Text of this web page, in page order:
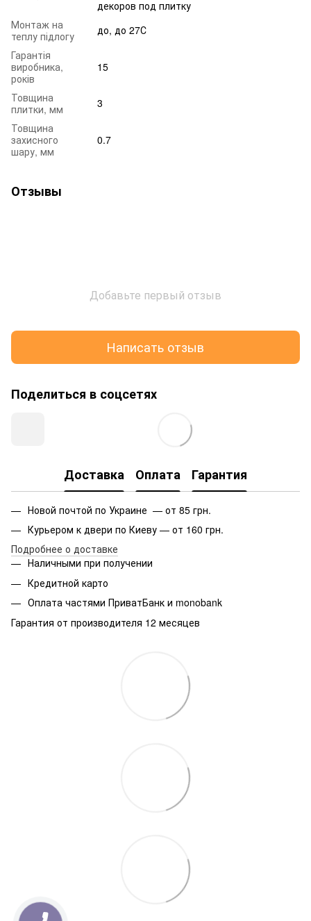
декоров под плитку
Монтаж на
теплу підлогу
до, до 27С
Гарантія
виробника,
років
15
Товщина
плитки, мм
3
Товщина
захисного
шару, мм
0.7
Отзывы
Добавьте первый отзыв
Написать отзыв
Поделиться в соцсетях
Доставка Оплата Гарантия
Новой почтой по Украине — от 85 грн.
Курьером к двери по Киеву — от 160 грн.
Подробнее о доставке
Наличными при получении
Кредитной карто
Оплата частями ПриватБанк и monobank
Гарантия от производителя 12 месяцев